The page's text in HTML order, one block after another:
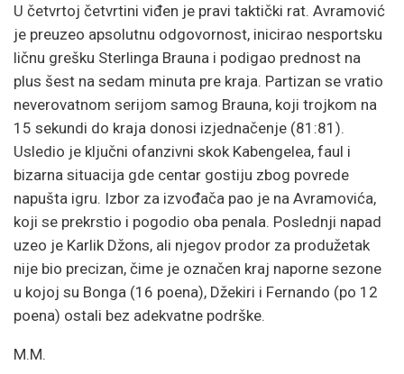
U četvrtoj četvrtini viđen je pravi taktički rat. Avramović
je preuzeo apsolutnu odgovornost, inicirao nesportsku
ličnu grešku Sterlinga Brauna i podigao prednost na
plus šest na sedam minuta pre kraja. Partizan se vratio
neverovatnom serijom samog Brauna, koji trojkom na
15 sekundi do kraja donosi izjednačenje (81:81).
Usledio je ključni ofanzivni skok Kabengelea, faul i
bizarna situacija gde centar gostiju zbog povrede
napušta igru. Izbor za izvođača pao je na Avramovića,
koji se prekrstio i pogodio oba penala. Poslednji napad
uzeo je Karlik Džons, ali njegov prodor za produžetak
nije bio precizan, čime je označen kraj naporne sezone
u kojoj su Bonga (16 poena), Džekiri i Fernando (po 12
poena) ostali bez adekvatne podrške.
M.M.